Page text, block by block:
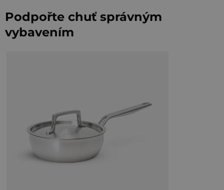
Podpořte chuť správným
vybavením